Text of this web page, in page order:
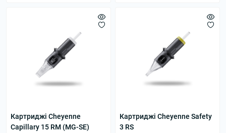
Картриджі Cheyenne
Capillary 15 RM (MG-SE)
Картриджі Cheyenne Safety
3 RS